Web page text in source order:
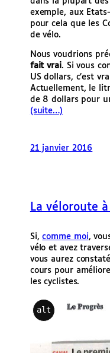
exemple, aux
pour cela que les
de vélo.
Nous voudrions
fait vrai. Si vous
US dollars, c’est
Actuellement, le
de 8 dollars pour
(suite…)
21 janvier 2016
La véloroute
Si,comme moi,
vélo et avez
vous aurez
cours pour
les cyclistes.
alt